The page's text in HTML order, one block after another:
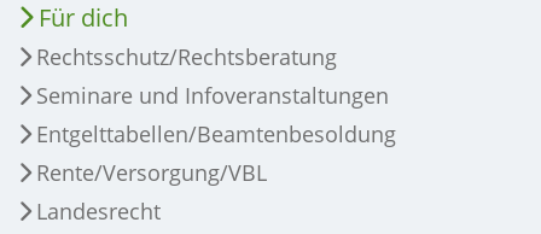
Für dich
Rechtsschutz/Rechtsberatung
Seminare und Infoveranstaltungen
Entgelttabellen/Beamtenbesoldung
Rente/Versorgung/VBL
Landesrecht